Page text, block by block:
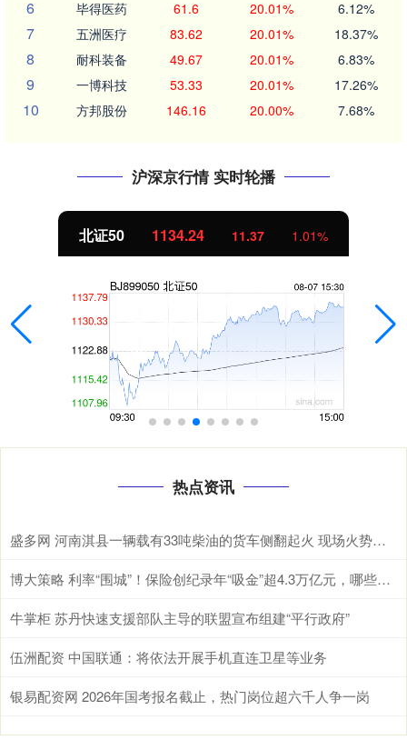
6 毕得医药 61.6 20.01% 6.12%
7 五洲医疗 83.62 20.01% 18.37%
8 耐科装备 49.67 20.01% 6.83%
9 一博科技 53.33 20.01% 17.26%
10 方邦股份 146.16 20.00% 7.68%
沪深京行情 实时轮播
北证50 1134.24 11.37 1.01%
热点资讯
盛多网 河南淇县一辆载有33吨柴油的货车侧翻起火 现场火势汹汹冒出大量浓烟
博大策略 利率“围城”！保险创纪录年“吸金”超4.3万亿元，哪些险种最“吸金”？
牛掌柜 苏丹快速支援部队主导的联盟宣布组建“平行政府”
伍洲配资 中国联通：将依法开展手机直连卫星等业务
银易配资网 2026年国考报名截止，热门岗位超六千人争一岗